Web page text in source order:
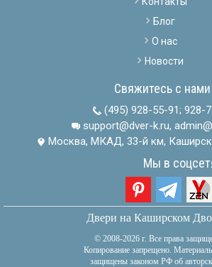
Блог
О нас
Новости
Свяжитесь с нами
(495) 928-55-91; 928-
support@dver-k.ru,
Москва, МКАД, 33-й км,
Мы в
Двери на Каширском
© 2008-2026 г. Все права
Копирование запрещено.
защищены законом РФ об